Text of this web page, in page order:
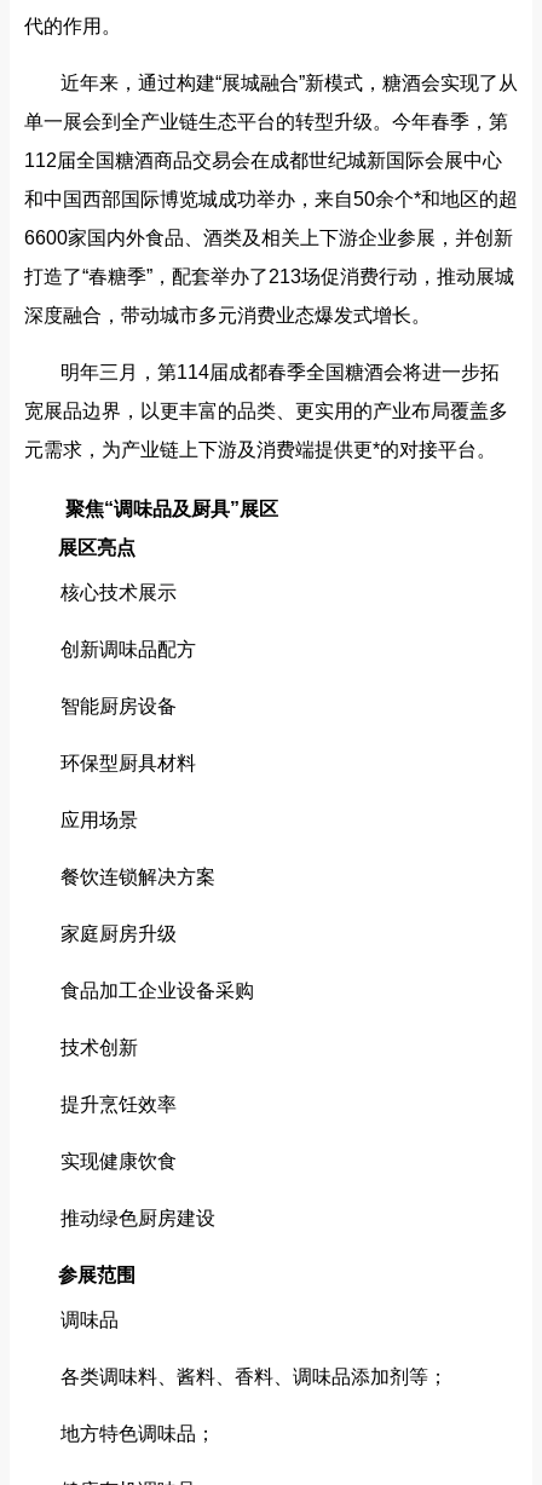
代的作用。
近年来，通过构建“展城融合”新模式，糖酒会实现了从
单一展会到全产业链生态平台的转型升级。今年春季，第
112届全国糖酒商品交易会在成都世纪城新国际会展中心
和中国西部国际博览城成功举办，来自50余个*和地区的超
6600家国内外食品、酒类及相关上下游企业参展，并创新
打造了“春糖季”，配套举办了213场促消费行动，推动展城
深度融合，带动城市多元消费业态爆发式增长。
明年三月，第114届成都春季全国糖酒会将进一步拓
宽展品边界，以更丰富的品类、更实用的产业布局覆盖多
元需求，为产业链上下游及消费端提供更*的对接平台。
聚焦“调味品及厨具”展区
展区亮点
核心技术展示
创新调味品配方
智能厨房设备
环保型厨具材料
应用场景
餐饮连锁解决方案
家庭厨房升级
食品加工企业设备采购
技术创新
提升烹饪效率
实现健康饮食
推动绿色厨房建设
参展范围
调味品
各类调味料、酱料、香料、调味品添加剂等；
地方特色调味品；